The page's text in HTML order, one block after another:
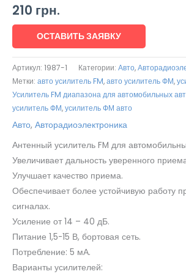
210 грн.
ОСТАВИТЬ ЗАЯВКУ
Артикул: 1987-1 Категории: Авто,
Метки: авто усилитель FM,авто усилитель ФМ,
Усилитель FM диапазона для автомобильных
усилитель ФМ,усилитель ФМ авто
Авто, Авторадиоэлектроника
Антенный усилитель FM для
Увеличивает дальность уверенного
Улучшает качество приема.
Обеспечивает более устойчивую работу
сигналах.
Усиление от 14 – 40 дБ.
Питание 1,5-15 В, бортовая сеть.
Потребление: 5 мА.
Варианты усилителей: